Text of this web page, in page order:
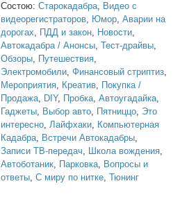
Состою: Старокадабра, Видео с
видеорегистраторов, Юмор, Аварии на
дорогах, ПДД и закон, Новости,
Автокадабра / Анонсы, Тест-драйвы,
Обзоры, Путешествия,
Электромобили, Финансовый стриптиз,
Мероприятия, Креатив, Покупка /
Продажа, DIY, Пробка, Автоугадайка,
Гаджеты, Выбор авто, Пятниццо, Это
интересно, Лайфхаки, Компьютерная
Кадабра, Встречи Автокадабры,
Записи ТВ-передач, Школа вождения,
Автоботаник, Парковка, Вопросы и
ответы, С миру по нитке, Тюнинг